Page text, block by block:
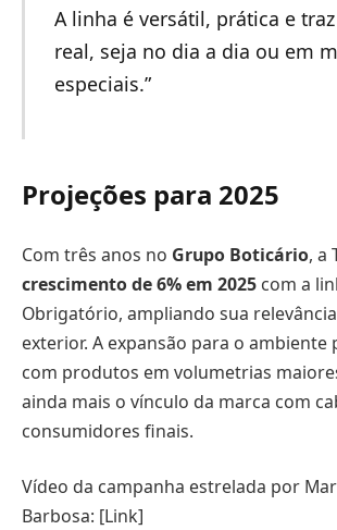
A linha é versátil, prática e
real, seja no dia a dia ou em
especiais.”
Projeções para 2025
Com três anos no Grupo Boticário, a
crescimento de 6% em 2025 com a
Obrigatório, ampliando sua
exterior. A expansão para o ambiente
com produtos em volumetrias
ainda mais o vínculo da marca com
consumidores finais.
Vídeo da campanha estrelada por
Barbosa: [Link]